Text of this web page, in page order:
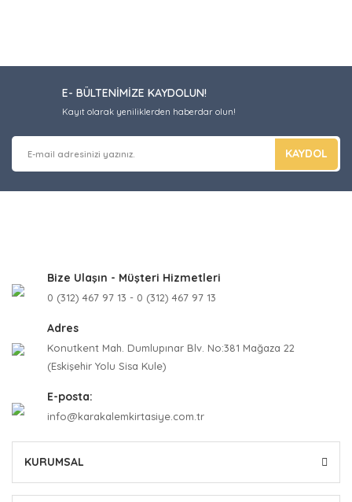
E- BÜLTENİMİZE KAYDOLUN!
Kayıt olarak yeniliklerden haberdar olun!
KAYDOL
Bize Ulaşın - Müşteri Hizmetleri
0 (312) 467 97 13 - 0 (312) 467 97 13
Adres
Konutkent Mah. Dumlupınar Blv. No:381 Mağaza 22
(Eskişehir Yolu Sisa Kule)
E-posta:
info@karakalemkirtasiye.com.tr
KURUMSAL